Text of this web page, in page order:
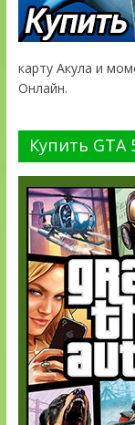
карту Акула и
Онлайн.
Купить GTA